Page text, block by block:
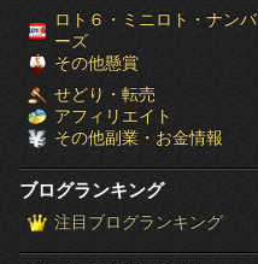
ロト６・ミニロト・ナンバ
ーズ
その他懸賞
せどり・転売
アフィリエイト
その他副業・お金情報
ブログランキング
注目ブログランキング